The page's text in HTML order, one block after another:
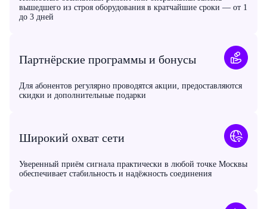
Широкий охват сети
Уверенный приём сигнала практически в любой точке Москвы
обеспечивает стабильность и надёжность соединения
Партнёрские программы и бонусы
Для абонентов регулярно проводятся акции, предоставляются
скидки и дополнительные подарки
вышедшего из строя оборудования в кратчайшие сроки — от 1
до 3 дней